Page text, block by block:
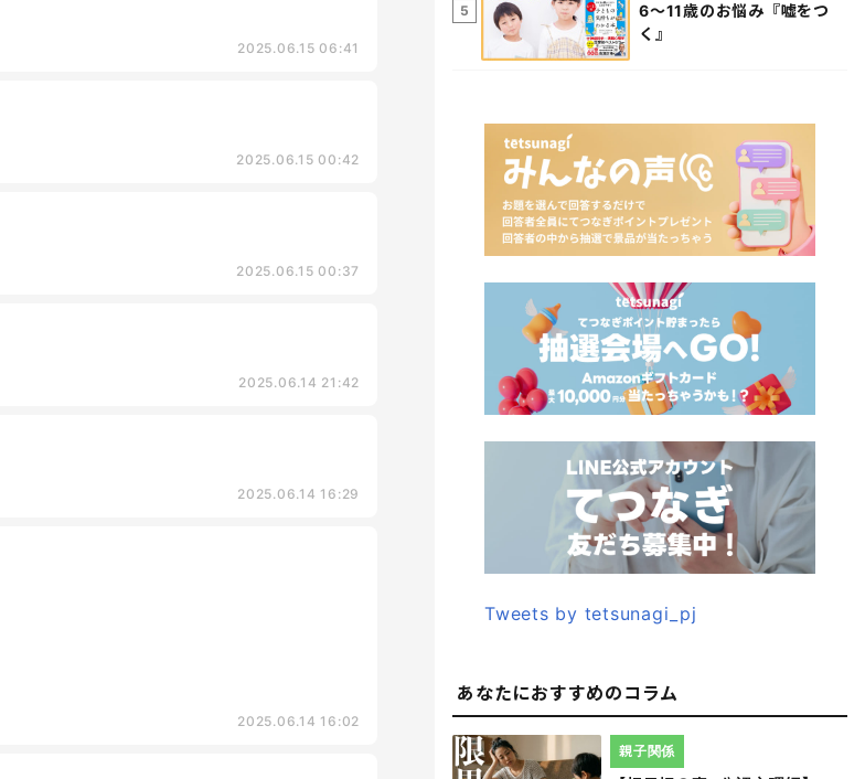
2025.06.15 06:41
2025.06.15 00:42
2025.06.15 00:37
2025.06.14 21:42
2025.06.14 16:29
2025.06.14 16:02
5
6～11歳のお悩み『嘘をつ
く』
Tweets by tetsunagi_pj
あなたにおすすめのコラム
親子関係